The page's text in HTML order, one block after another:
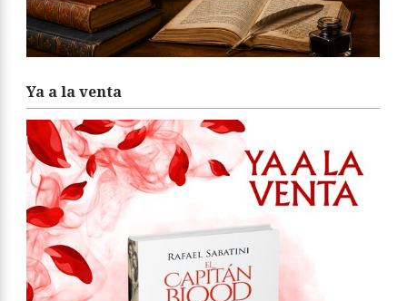
Ya a la venta